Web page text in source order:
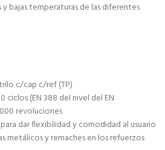
y bajas temperaturas de las diferentes
c/cap c/ref (TP)
ciclos (EN 388 del nivel del EN
revoluciones
dar flexibilidad y comodidad al usuario
metálicos y remaches en los refuerzos